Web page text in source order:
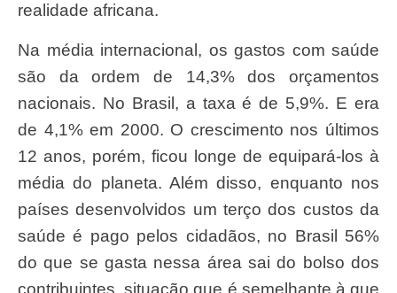
realidade africana.
Na média internacional, os gastos com saúde
são da ordem de 14,3% dos orçamentos
nacionais. No Brasil, a taxa é de 5,9%. E era
de 4,1% em 2000. O crescimento nos últimos
12 anos, porém, ficou longe de equipará-los à
média do planeta. Além disso, enquanto nos
países desenvolvidos um terço dos custos da
saúde é pago pelos cidadãos, no Brasil 56%
do que se gasta nessa área sai do bolso dos
contribuintes, situação que é semelhante à que